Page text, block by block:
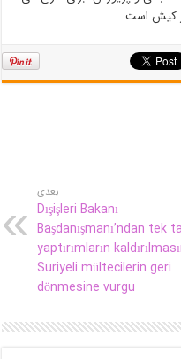
کیش است.
بعدی
Dışişleri Bakanı
Başdanışmanı’ndan tek
yaptırımların
Suriyeli mültecilerin geri
dönmesine vurgu